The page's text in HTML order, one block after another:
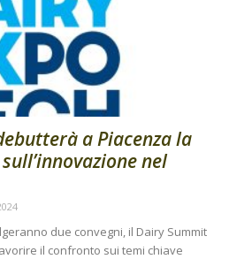
a Piacenza la
nel
due convegni, il Dairy Summit
il confronto sui temi chiave